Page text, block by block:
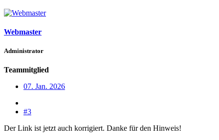
Webmaster
Administrator
Teammitglied
07. Jan. 2026
#3
Der Link ist jetzt auch korrigiert. Danke für den Hinweis!